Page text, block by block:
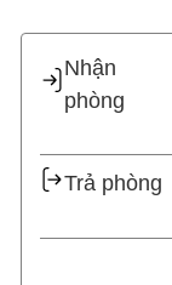
Nhận
phòng
Trả phòng